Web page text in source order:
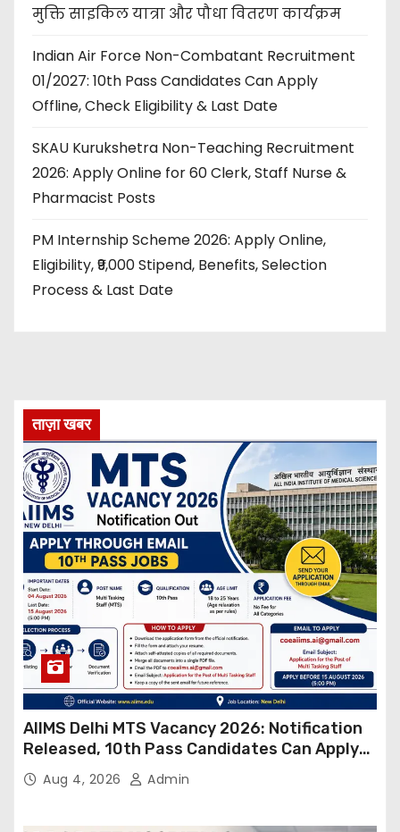
मुक्ति साइकिल यात्रा और पौधा वितरण कार्यक्रम
Indian Air Force Non-Combatant Recruitment
01/2027: 10th Pass Candidates Can Apply
Offline, Check Eligibility & Last Date
SKAU Kurukshetra Non-Teaching Recruitment
2026: Apply Online for 60 Clerk, Staff Nurse &
Pharmacist Posts
PM Internship Scheme 2026: Apply Online,
Eligibility, ₹9,000 Stipend, Benefits, Selection
Process & Last Date
ताज़ा खबर
AIIMS Delhi MTS Vacancy 2026: Notification
Released, 10th Pass Candidates Can Apply
Through Email
Aug 4, 2026 Admin